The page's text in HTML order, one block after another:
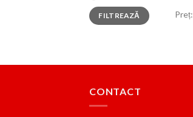
Preț
minim
Preț
maxim
FILTREAZĂ Preț:
CONTACT